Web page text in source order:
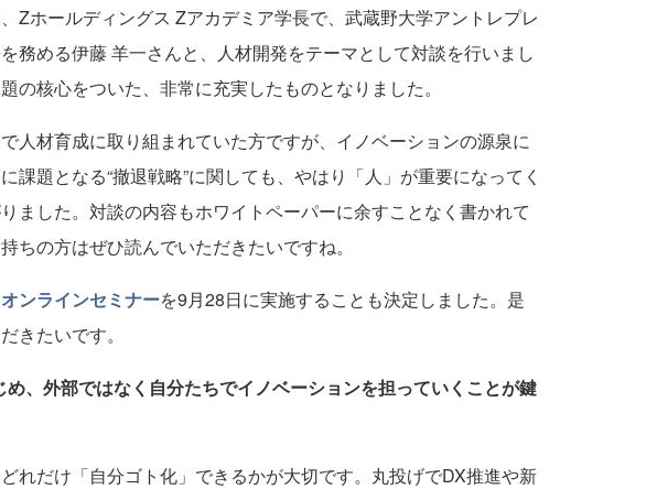
Zホールディングス Zアカデミア学長で、武蔵野大学アントレプレ
務める伊藤 羊一さんと、人材開発をテーマとして対談を行いまし
の核心をついた、非常に充実したものとなりました。
人材育成に取り組まれていた方ですが、イノベーションの源泉に
課題となる“撤退戦略”に関しても、やはり「人」が重要になってく
ました。対談の内容もホワイトペーパーに余すことなく書かれて
ちの方はぜひ読んでいただきたいですね。
オンラインセミナーを9月28日に実施することも決定しました。是
きたいです。
、外部ではなく自分たちでイノベーションを担っていくことが鍵
れだけ「自分ゴト化」できるかが大切です。丸投げでDX推進や新